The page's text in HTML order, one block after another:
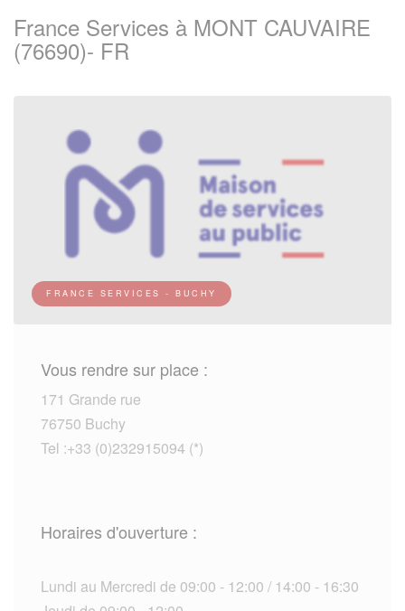
France Services à MONT CAUVAIRE
(76690)- FR
FRANCE SERVICES - BUCHY
Vous rendre sur place :
171 Grande rue
76750 Buchy
Tel :+33 (0)232915094 (*)
Horaires d'ouverture :
Lundi au Mercredi de 09:00 - 12:00 / 14:00 - 16:30